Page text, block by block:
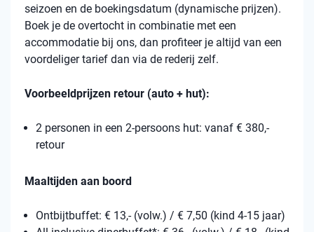
seizoen en de boekingsdatum (dynamische prijzen).
Boek je de overtocht in combinatie met een
accommodatie bij ons, dan profiteer je altijd van een
voordeliger tarief dan via de rederij zelf.
Voorbeeldprijzen retour (auto + hut):
2 personen in een 2-persoons hut: vanaf € 380,-
retour
Maaltijden aan boord
Ontbijtbuffet: € 13,- (volw.) / € 7,50 (kind 4-15 jaar)